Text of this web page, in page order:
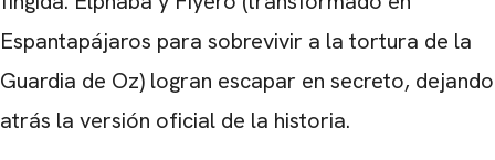
Espantapájaros para sobrevivir a la tortura de la
Guardia de Oz) logran escapar en secreto, dejando
atrás la versión oficial de la historia.